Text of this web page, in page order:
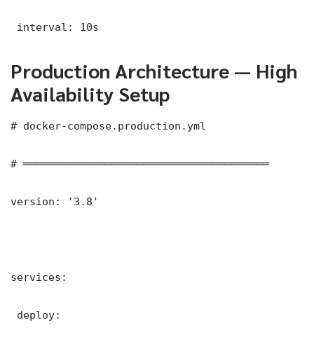
interval: 10s
Production Architecture — High
Availability Setup
# docker-compose.production.yml
# ═══════════════════════════════════════
version: '3.8'
services:
deploy: